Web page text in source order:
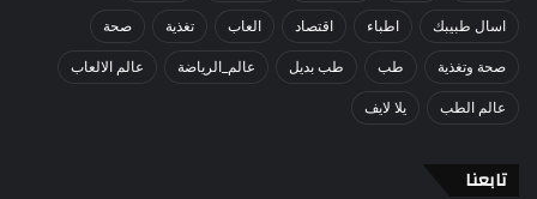
اسال طبيبك اطباء اقتصاد العاب تغذية صحة
صحة وتغذية طب طب بديل عالم_الرياضة عالم الالعاب
عالم الطب يلا لايف
تابعنا